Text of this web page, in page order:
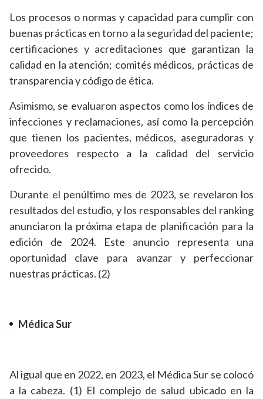
Los procesos o normas y capacidad para cumplir con
buenas prácticas en torno a la seguridad del paciente;
certificaciones y acreditaciones que garantizan la
calidad en la atención; comités médicos, prácticas de
transparencia y código de ética.
Asimismo, se evaluaron aspectos como los índices de
infecciones y reclamaciones, así como la percepción
que tienen los pacientes, médicos, aseguradoras y
proveedores respecto a la calidad del servicio
ofrecido.
Durante el penúltimo mes de 2023, se revelaron los
resultados del estudio, y los responsables del ranking
anunciaron la próxima etapa de planificación para la
edición de 2024. Este anuncio representa una
oportunidad clave para avanzar y perfeccionar
nuestras prácticas. (2)
Médica Sur
Al igual que en 2022, en 2023, el Médica Sur se colocó
a la cabeza. (1) El complejo de salud ubicado en la